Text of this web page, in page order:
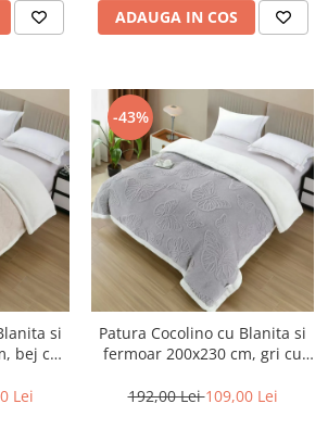
ADAUGA IN COS
si
bej cu
Lei
-43%
Patura Cocolino cu Blanita si
fermoar 200x230 cm, gri cu
192,00 Lei109,00 Lei